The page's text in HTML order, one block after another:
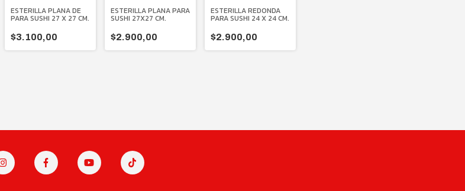
ESTERILLA PLANA DE
PARA SUSHI 27 X 27 CM.
$3.100,00
ESTERILLA PLANA PARA
SUSHI 27X27 CM.
$2.900,00
ESTERILLA REDONDA
PARA SUSHI 24 X 24 CM.
$2.900,00